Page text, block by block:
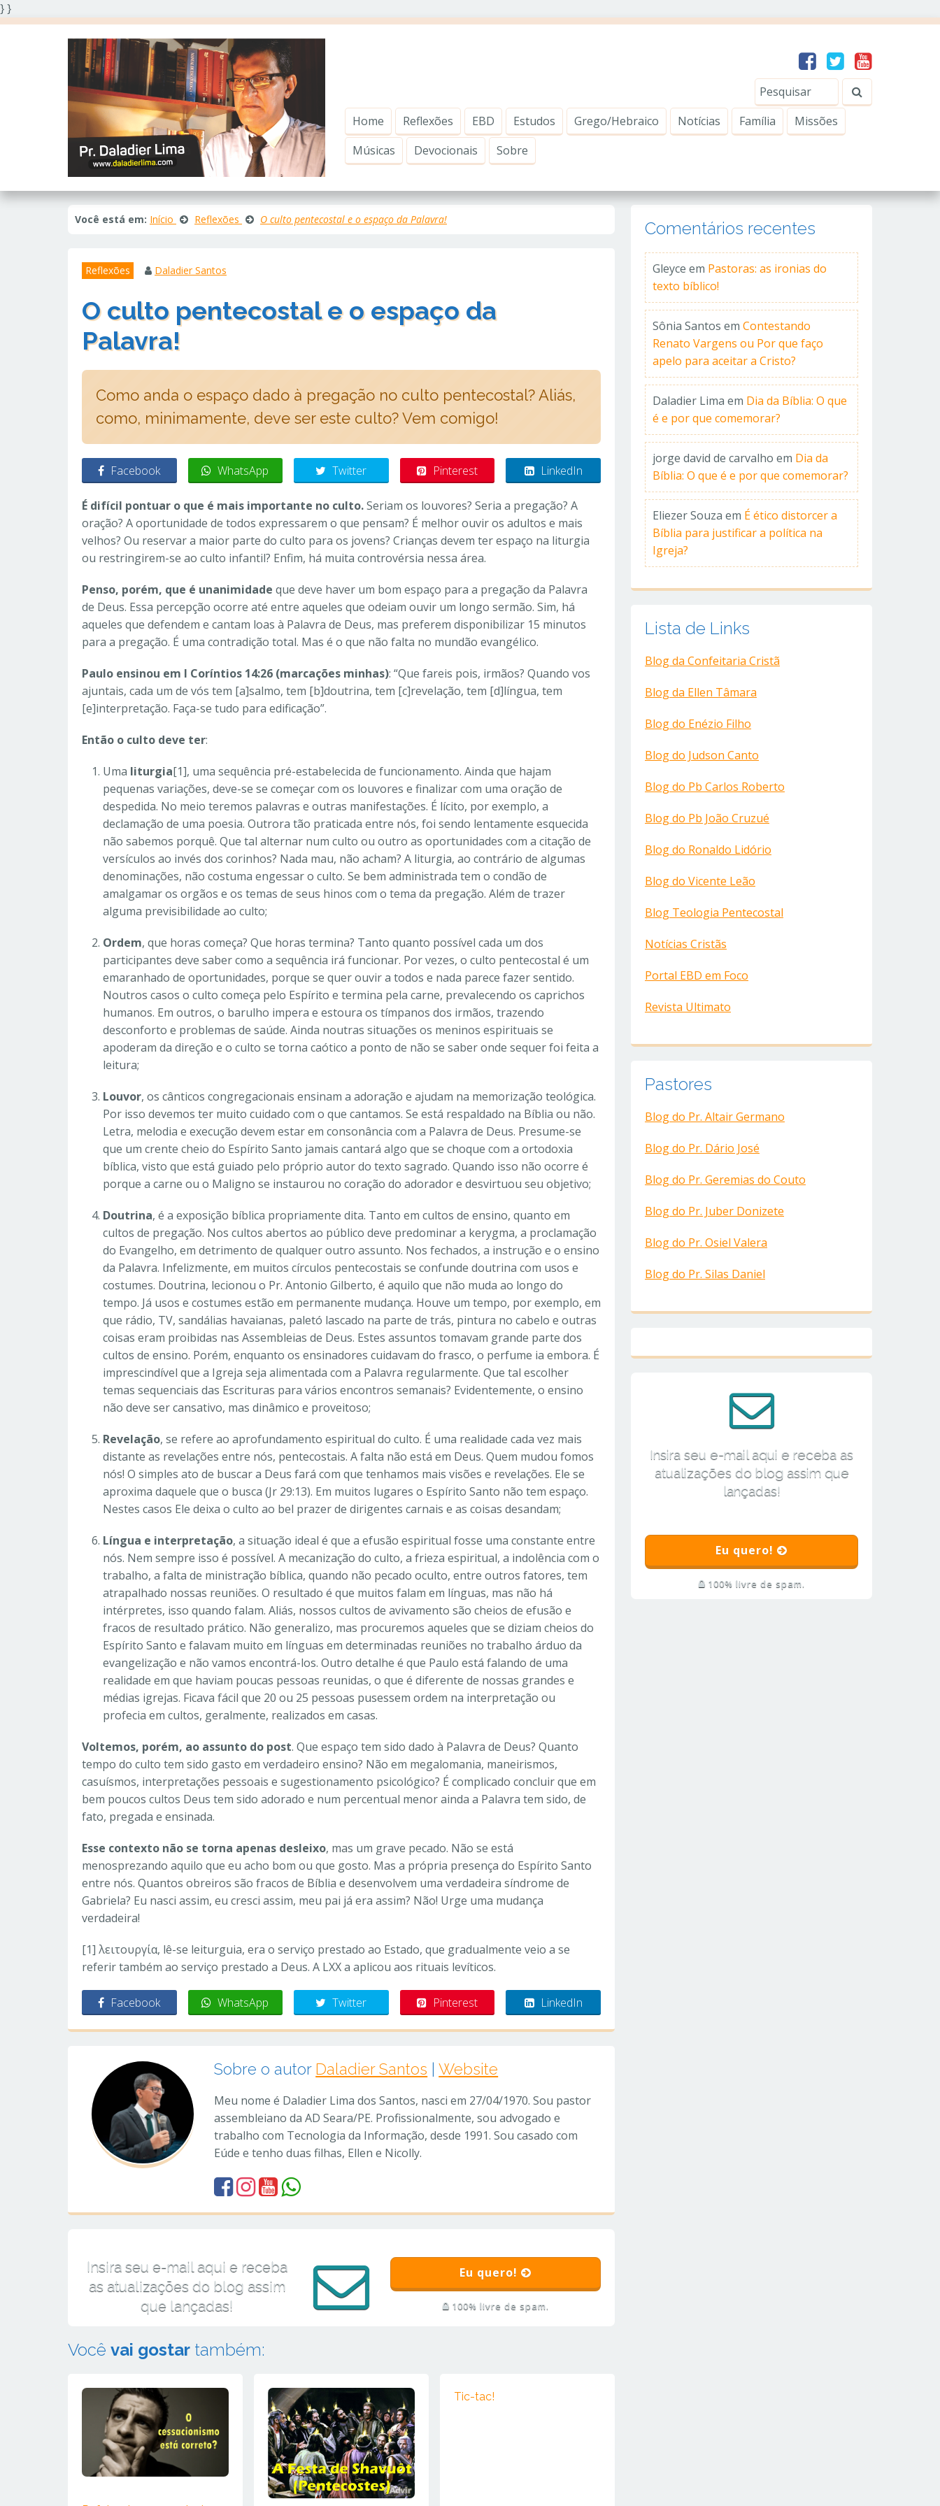
} }
Home Reflexões EBD Estudos Grego/Hebraico Notícias Família
Missões
Músicas
Devocionais Sobre
Você está em: Início Reflexões O culto pentecostal e o espaço da Palavra!
Reflexões Daladier Santos
O culto pentecostal e o espaço da
Palavra!
Como anda o espaço dado à pregação no culto pentecostal? Aliás,
como, minimamente, deve ser este culto? Vem comigo!
Facebook WhatsApp Twitter Pinterest LinkedIn
É difícil pontuar o que é mais importante no culto.Seriam os louvores? Seria a pregação? A
oração? A oportunidade de todos expressarem o que pensam? É melhor ouvir os adultos e mais
velhos? Ou reservar a maior parte do culto para os jovens? Crianças devem ter espaço na liturgia
ou restringirem-se ao culto infantil? Enfim, há muita controvérsia nessa área.
Penso, porém, que é unanimidade que deve haver um bom espaço para a pregação da Palavra
de Deus. Essa percepção ocorre até entre aqueles que odeiam ouvir um longo sermão. Sim, há
aqueles que defendem e cantam loas à Palavra de Deus, mas preferem disponibilizar 15 minutos
para a pregação. É uma contradição total. Mas é o que não falta no mundão evangélico.
Paulo ensinou em I Coríntios 14:26 (marcações minhas): “Que fareis pois, irmãos? Quando vos
ajuntais, cada um de vós tem [a]salmo, tem [b]doutrina, tem [c]revelação, tem [d]língua, tem
[e]interpretação. Faça-se tudo para edificação”.
Então o culto deve ter:
Uma liturgia[1], uma sequência pré-estabelecida de funcionamento. Ainda que hajam
pequenas variações, deve-se se começar com os louvores e finalizar com uma oração de
despedida. No meio teremos palavras e outras manifestações. É lícito, por exemplo, a
declamação de uma poesia. Outrora tão praticada entre nós, foi sendo lentamente esquecida
não sabemos porquê. Que tal alternar num culto ou outro as oportunidades com a citação de
versículos ao invés dos corinhos? Nada mau, não acham? A liturgia, ao contrário de algumas
denominações, não costuma engessar o culto. Se bem administrada tem o condão de
amalgamar os orgãos e os temas de seus hinos com o tema da pregação. Além de trazer
alguma previsibilidade ao culto;
Ordem, que horas começa? Que horas termina? Tanto quanto possível cada um dos
participantes deve saber como a sequência irá funcionar. Por vezes, o culto pentecostal é um
emaranhado de oportunidades, porque se quer ouvir a todos e nada parece fazer sentido.
Noutros casos o culto começa pelo Espírito e termina pela carne, prevalecendo os caprichos
humanos. Em outros, o barulho impera e estoura os tímpanos dos irmãos, trazendo
desconforto e problemas de saúde. Ainda noutras situações os meninos espirituais se
apoderam da direção e o culto se torna caótico a ponto de não se saber onde sequer foi feita a
leitura;
Louvor, os cânticos congregacionais ensinam a adoração e ajudam na memorização teológica.
Por isso devemos ter muito cuidado com o que cantamos. Se está respaldado na Bíblia ou não.
Letra, melodia e execução devem estar em consonância com a Palavra de Deus. Presume-se
que um crente cheio do Espírito Santo jamais cantará algo que se choque com a ortodoxia
bíblica, visto que está guiado pelo próprio autor do texto sagrado. Quando isso não ocorre é
porque a carne ou o Maligno se instaurou no coração do adorador e desvirtuou seu objetivo;
Doutrina, é a exposição bíblica propriamente dita. Tanto em cultos de ensino, quanto em
cultos de pregação. Nos cultos abertos ao público deve predominar a kerygma, a proclamação
do Evangelho, em detrimento de qualquer outro assunto. Nos fechados, a instrução e o ensino
da Palavra. Infelizmente, em muitos círculos pentecostais se confunde doutrina com usos e
costumes. Doutrina, lecionou o Pr. Antonio Gilberto, é aquilo que não muda ao longo do
tempo. Já usos e costumes estão em permanente mudança. Houve um tempo, por exemplo, em
que rádio, TV, sandálias havaianas, paletó lascado na parte de trás, pintura no cabelo e outras
coisas eram proibidas nas Assembleias de Deus. Estes assuntos tomavam grande parte dos
cultos de ensino. Porém, enquanto os ensinadores cuidavam do frasco, o perfume ia embora. É
imprescindível que a Igreja seja alimentada com a Palavra regularmente. Que tal escolher
temas sequenciais das Escrituras para vários encontros semanais? Evidentemente, o ensino
não deve ser cansativo, mas dinâmico e proveitoso;
Revelação, se refere ao aprofundamento espiritual do culto. É uma realidade cada vez mais
distante as revelações entre nós, pentecostais. A falta não está em Deus. Quem mudou fomos
nós! O simples ato de buscar a Deus fará com que tenhamos mais visões e revelações. Ele se
aproxima daquele que o busca (Jr 29:13). Em muitos lugares o Espírito Santo não tem espaço.
Nestes casos Ele deixa o culto ao bel prazer de dirigentes carnais e as coisas desandam;
Língua e interpretação, a situação ideal é que a efusão espiritual fosse uma constante entre
nós. Nem sempre isso é possível. A mecanização do culto, a frieza espiritual, a indolência com o
trabalho, a falta de ministração bíblica, quando não pecado oculto, entre outros fatores, tem
atrapalhado nossas reuniões. O resultado é que muitos falam em línguas, mas não há
intérpretes, isso quando falam. Aliás, nossos cultos de avivamento são cheios de efusão e
fracos de resultado prático. Não generalizo, mas procuremos aqueles que se diziam cheios do
Espírito Santo e falavam muito em línguas em determinadas reuniões no trabalho árduo da
evangelização e não vamos encontrá-los. Outro detalhe é que Paulo está falando de uma
realidade em que haviam poucas pessoas reunidas, o que é diferente de nossas grandes e
médias igrejas. Ficava fácil que 20 ou 25 pessoas pusessem ordem na interpretação ou
profecia em cultos, geralmente, realizados em casas.
Voltemos, porém, ao assunto do post. Que espaço tem sido dado à Palavra de Deus? Quanto
tempo do culto tem sido gasto em verdadeiro ensino? Não em megalomania, maneirismos,
casuísmos, interpretações pessoais e sugestionamento psicológico? É complicado concluir que em
bem poucos cultos Deus tem sido adorado e num percentual menor ainda a Palavra tem sido, de
fato, pregada e ensinada.
Esse contexto não se torna apenas desleixo, mas um grave pecado. Não se está
menosprezando aquilo que eu acho bom ou que gosto. Mas a própria presença do Espírito Santo
entre nós. Quantos obreiros são fracos de Bíblia e desenvolvem uma verdadeira síndrome de
Gabriela? Eu nasci assim, eu cresci assim, meu pai já era assim? Não! Urge uma mudança
verdadeira!
[1] λειτουργία, lê-se leiturguia, era o serviço prestado ao Estado, que gradualmente veio a se
referir também ao serviço prestado a Deus. A LXX a aplicou aos rituais levíticos.
Facebook WhatsApp Twitter Pinterest LinkedIn
Sobre o autor Daladier Santos |Website
Meu nome é Daladier Lima dos Santos, nasci em 27/04/1970. Sou pastor
assembleiano da AD Seara/PE. Profissionalmente, sou advogado e
trabalho com Tecnologia da Informação, desde 1991. Sou casado com
Eúde e tenho duas filhas, Ellen e Nicolly.
Insira seu e-mail aqui e receba
as atualizações do blog assim
que lançadas!
Eu quero!
100% livre de spam.
Você vai gostar também:
Tic-tac!
Comentários recentes
Gleyce em Pastoras: as ironias do
texto bíblico!
Sônia Santos em Contestando
Renato Vargens ou Por que faço
apelo para aceitar a Cristo?
Daladier Lima em Dia da Bíblia: O que
é e por que comemorar?
jorge david de carvalho em Dia da
Bíblia: O que é e por que comemorar?
Eliezer Souza em É ético distorcer a
Bíblia para justificar a política na
Igreja?
Lista de Links
Blog da Confeitaria Cristã
Blog da Ellen Tâmara
Blog do Enézio Filho
Blog do Judson Canto
Blog do Pb Carlos Roberto
Blog do Pb João Cruzué
Blog do Ronaldo Lidório
Blog do Vicente Leão
Blog Teologia Pentecostal
Notícias Cristãs
Portal EBD em Foco
Revista Ultimato
Pastores
Blog do Pr. Altair Germano
Blog do Pr. Dário José
Blog do Pr. Geremias do Couto
Blog do Pr. Juber Donizete
Blog do Pr. Osiel Valera
Blog do Pr. Silas Daniel
Insira seu e-mail aqui e receba as
atualizações do blog assim que
lançadas!
Eu quero!
100% livre de spam.